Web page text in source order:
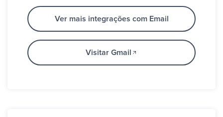
Ver mais integrações com Email
Visitar Gmail